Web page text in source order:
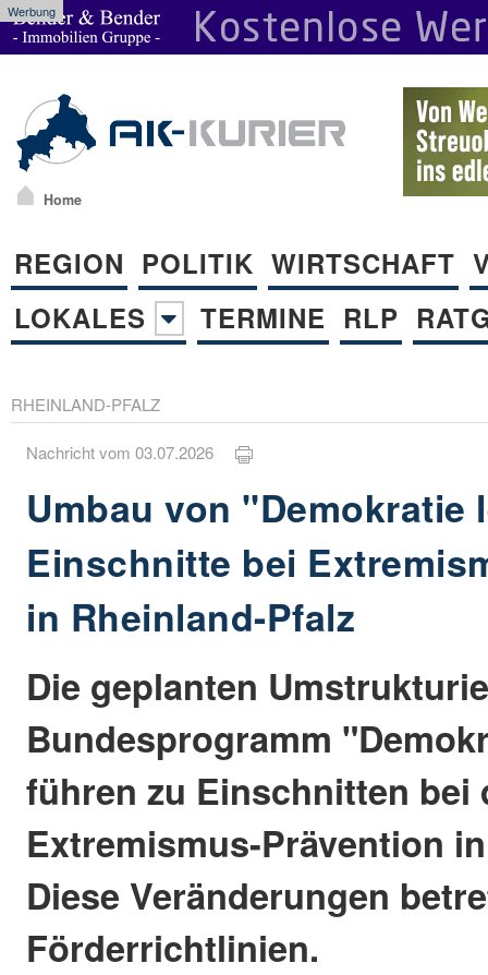
Werbung
Home
REGION POLITIK WIRTSCHAFT
LOKALES
TERMINE RLP
RHEINLAND-PFALZ
Nachricht vom 03.07.2026
Umbau von "Demokratie
Einschnitte bei
in Rheinland-Pfalz
Die geplanten
Bundesprogramm
führen zu Einschnitten bei
Extremismus-Prävention
Diese Veränderungen
Förderrichtlinien.